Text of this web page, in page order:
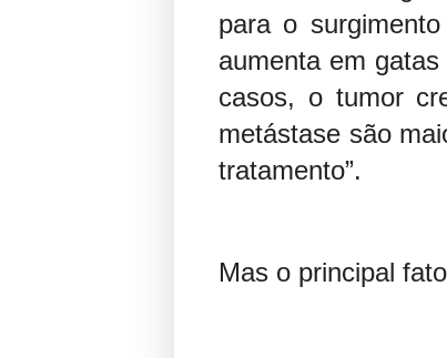
para o
aumenta em
casos, o tumor
metástase são
tratamento”.
Mas o principal